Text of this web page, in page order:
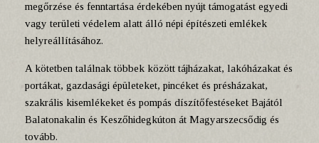
megőrzése és fenntartása érdekében nyújt támogatást egyedi
vagy területi védelem alatt álló népi építészeti emlékek
helyreállításához.
A kötetben találnak többek között tájházakat, lakóházakat és
portákat, gazdasági épületeket, pincéket és présházakat,
szakrális kisemlékeket és pompás díszítőfestéseket Bajától
Balatonakalin és Keszőhidegkúton át Magyarszecsődig és
tovább.